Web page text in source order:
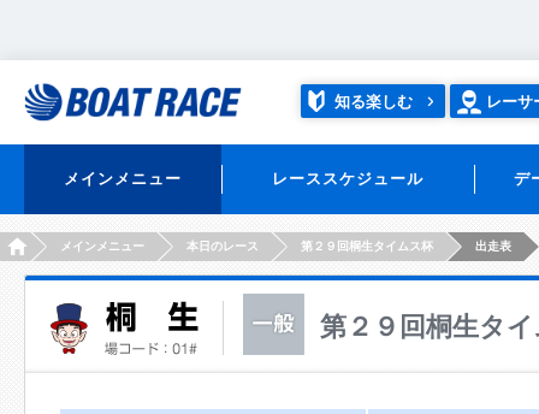
知る楽しむ レーサ
メインメニュー レーススケジュール デ
HOMEメインメニュー 本日のレース 第２９回桐生タイムス杯 出走表
第２９回桐生タ